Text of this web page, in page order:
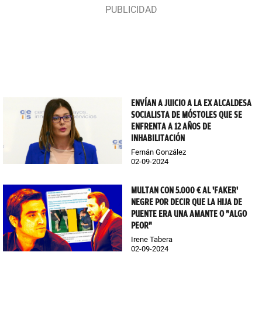
ENVÍAN A JUICIO A LA EX ALCALDESA
SOCIALISTA DE MÓSTOLES QUE SE
ENFRENTA A 12 AÑOS DE
INHABILITACIÓN
Fernán González
02-09-2024
MULTAN CON 5.000 € AL 'FAKER'
NEGRE POR DECIR QUE LA HIJA DE
PUENTE ERA UNA AMANTE O "ALGO
PEOR"
Irene Tabera
02-09-2024